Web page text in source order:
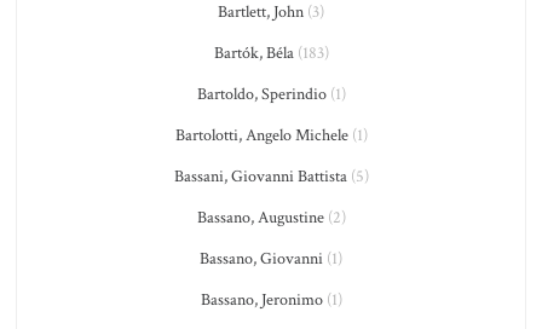
Bartlett, John (3)
Bartók, Béla(183)
Bartoldo, Sperindio(1)
Bartolotti, Angelo Michele(1)
Bassani, Giovanni Battista(5)
Bassano, Augustine(2)
Bassano, Giovanni (1)
Bassano, Jeronimo(1)